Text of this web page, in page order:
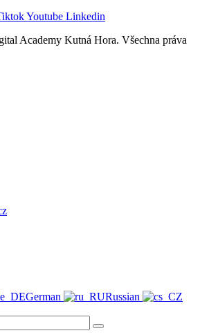
Youtube Linkedin
Academy Kutná Hora. Všechna práva
German
Russian